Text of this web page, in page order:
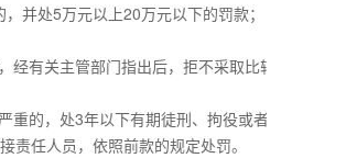
并处5万元以上20万元以下的罚款；
有关主管部门指出后，拒不采取比较
的，处3年以下有期徒刑、拘役或者
责任人员，依照前款的规定处罚。